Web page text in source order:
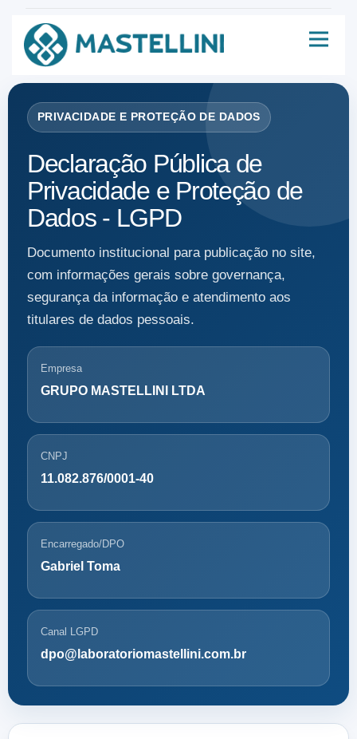
PRIVACIDADE E PROTEÇÃO DE DADOS
Declaração Pública de
Privacidade e Proteção de
Dados - LGPD
Documento institucional para publicação no site,
com informações gerais sobre governança,
segurança da informação e atendimento aos
titulares de dados pessoais.
Empresa
GRUPO MASTELLINI LTDA
CNPJ
11.082.876/0001-40
Encarregado/DPO
Gabriel Toma
Canal LGPD
dpo@laboratoriomastellini.com.br